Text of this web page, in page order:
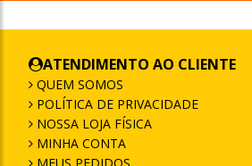
ATENDIMENTO AO CLIENTE
QUEM SOMOS
POLÍTICA DE PRIVACIDADE
NOSSA LOJA FÍSICA
MINHA CONTA